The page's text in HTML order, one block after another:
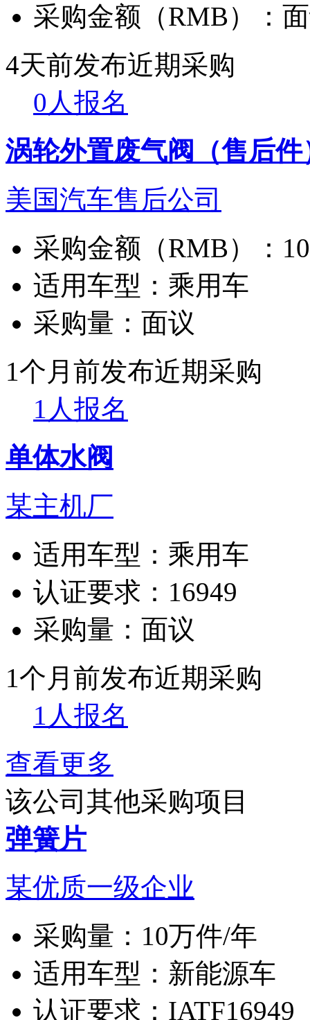
采购金额（RMB）：
4天前发布近期采购
0人报名
涡轮外置废气阀（售后件
美国汽车售后公司
采购金额（RMB）：
适用车型： 乘用车
采购量： 面议
1个月前发布近期采购
1人报名
单体水阀
某主机厂
适用车型： 乘用车
认证要求： 16949
采购量： 面议
1个月前发布近期采购
1人报名
查看更多
该公司其他采购项目
弹簧片
某优质一级企业
采购量： 10万件/年
适用车型： 新能源车
认证要求： IATF16949